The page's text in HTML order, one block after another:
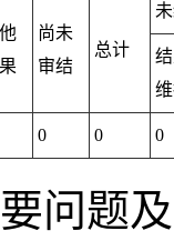
尚未
审结
总计
0 0 0
问题